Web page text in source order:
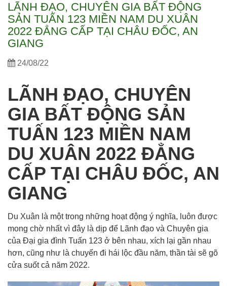
LÃNH ĐẠO, CHUYÊN GIA BẤT ĐỘNG
SẢN TUẤN 123 MIỀN NAM DU XUÂN
2022 ĐẲNG CẤP TẠI CHÂU ĐỐC, AN
GIANG
24/08/22
LÃNH ĐẠO, CHUYÊN
GIA BẤT ĐỘNG SẢN
TUẤN 123 MIỀN NAM
DU XUÂN 2022 ĐẲNG
CẤP TẠI CHÂU ĐỐC, AN
GIANG
Du Xuân là một trong những hoạt động ý nghĩa, luôn được
mong chờ nhất vì đây là dịp để Lãnh đạo và Chuyên gia
của Đại gia đình Tuấn 123 ở bên nhau, xích lại gần nhau
hơn, cũng như là chuyến đi hái lộc đầu năm, thần tài sẽ gõ
cửa suốt cả năm 2022.